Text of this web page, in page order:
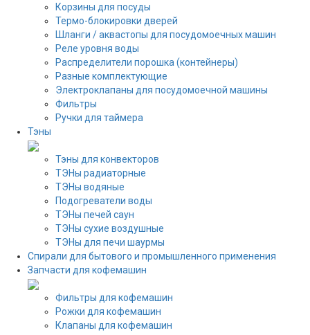
Корзины для посуды
Термо-блокировки дверей
Шланги / аквастопы для посудомоечных машин
Реле уровня воды
Распределители порошка (контейнеры)
Разные комплектующие
Электроклапаны для посудомоечной машины
Фильтры
Ручки для таймера
Тэны
Тэны для конвекторов
ТЭНы радиаторные
ТЭНы водяные
Подогреватели воды
ТЭНы печей саун
ТЭНы сухие воздушные
ТЭНы для печи шаурмы
Спирали для бытового и промышленного применения
Запчасти для кофемашин
Фильтры для кофемашин
Рожки для кофемашин
Клапаны для кофемашин